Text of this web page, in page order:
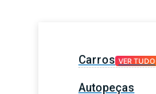
Carros VER TUDO
Autopeças